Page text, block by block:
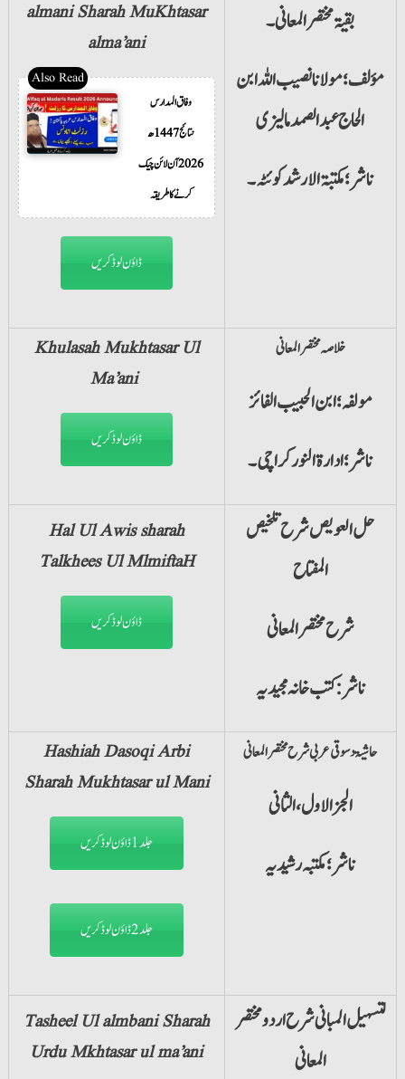
almani Sharah MuKhtasar
alma’ani
وفاق المدارس
نتائج 1447ھ
2026 آن لائن چیک
کرنے کا طریقہ
ڈاؤن لوڈ کریں
بقیۃ مختصر المعانی۔
مؤلف؛ مولانا نصیب اللہ ابن
الحاج عبدالصمد مالیزی
ناشر؛ مکتبۃ الارشد کوئٹہ۔
Khulasah Mukhtasar Ul
Ma’ani
ڈاؤن لوڈ کریں
خلاصہ مختصر المعانی
مولفہ؛ ابن الحبیب الفائز
ناشر؛ ادارۃ النورکراچی۔
Hal Ul Awis sharah
Talkhees Ul MlmiftaH
ڈاؤن لوڈ کریں
حل العویص شرح تلخیص
المفتاح
شرح مختصرالمعانی
ناشر: کتب خانہ مجیدیہ
Hashiah Dasoqi Arbi
Sharah Mukhtasar ul Mani
جلد1 ڈاؤن لوڈ کریں
جلد2 ڈاؤن لوڈ کریں
حاشیۃ دسوقی عربی شرح مختصر المعانی
الجزالاول،الثانی
ناشر؛ مکتبہ رشیدیہ
Tasheel Ul almbani Sharah
Urdu Mkhtasar ul ma’ani
لتسہیل المبانی شرح اردو مختصر
المعانی